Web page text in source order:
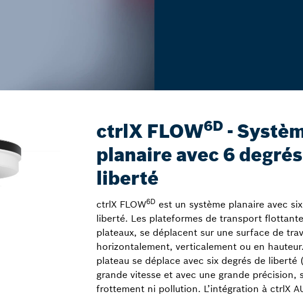
ctrlX FLOW6D -
planaire avec 6
liberté
ctrlX FLOW6D est un système planaire avec
liberté. Les plateformes de transport
plateaux, se déplacent sur une surface de
horizontalement, verticalement ou en
plateau se déplace avec six degrés de liberté
grande vitesse et avec une grande précision,
frottement ni pollution. L’intégration à ctrlX